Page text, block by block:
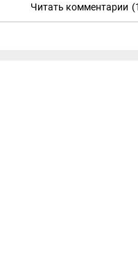
Читать комментарии